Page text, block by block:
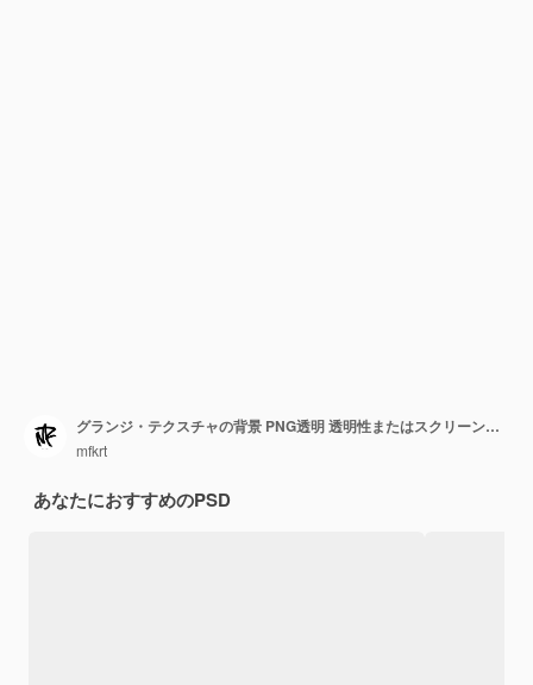
グランジ・テクスチャの背景 PNG透明 透明性またはスクリーンモードのオーバーレイの使用
mfkrt
あなたにおすすめのPSD